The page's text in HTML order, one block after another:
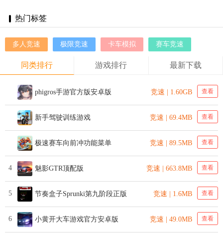
热门标签
多人竞速 极限竞速 卡车模拟 赛车竞速
同类排行 游戏排行 最新下载
phigros手游官方版安卓版 竞速 | 1.60GB 查看
新手驾驶训练游戏 竞速 | 69.4MB 查看
极速赛车向前冲功能菜单 竞速 | 89.5MB 查看
4 魅影GTR顶配版 竞速 | 663.8MB 查看
5 节奏盒子Sprunki第九阶段正版 竞速 | 1.6MB 查看
6 小黄开大车游戏官方安卓版 竞速 | 49.0MB 查看